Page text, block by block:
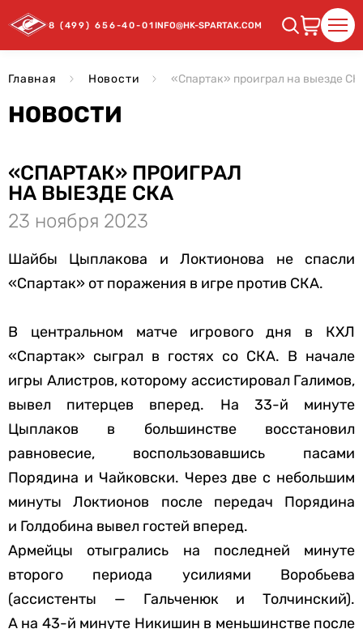
8 (499) 656-40-01INFO@HK-SPARTAK.COM
Главная Новости «Спартак» проиграл на выезде
НОВОСТИ
«СПАРТАК» ПРОИГРАЛ
НА ВЫЕЗДЕ СКА
23 ноября 2023
Шайбы Цыплакова и Локтионова не спасли
«Спартак» от поражения в игре против СКА.
В центральном матче игрового дня в КХЛ
«Спартак» сыграл в гостях со СКА. В начале
игры Алистров, которому ассистировал Галимов,
вывел питерцев вперед. На 33-й минуте
Цыплаков в большинстве восстановил
равновесие, воспользовавшись пасами
Порядина и Чайковски. Через две с небольшим
минуты Локтионов после передач Порядина
и Голдобина вывел гостей вперед.
Армейцы отыгрались на последней минуте
второго периода усилиями Воробьева
(ассистенты — Гальченюк и Толчинский).
А на 43-й минуте Никишин в меньшинстве после